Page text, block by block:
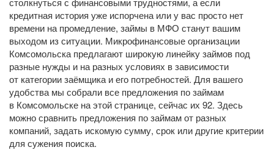
кредитная история уже испорчена или у вас просто нет
времени на промедление, займы в МФО станут вашим
выходом из ситуации. Микрофинансовые организации
Комсомольска предлагают широкую линейку займов под
разные нужды и на разных условиях в зависимости
от категории заёмщика и его потребностей. Для вашего
удобства мы собрали все предложения по займам
в Комсомольске на этой странице, сейчас их 92. Здесь
можно сравнить предложения по займам от разных
компаний, задать искомую сумму, срок или другие критерии
для сужения поиска.